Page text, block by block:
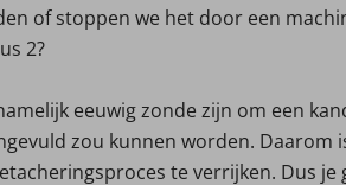
of stoppen we het door een
2?
eeuwig zonde zijn om een
zou kunnen worden. Daarom
te verrijken. Dus